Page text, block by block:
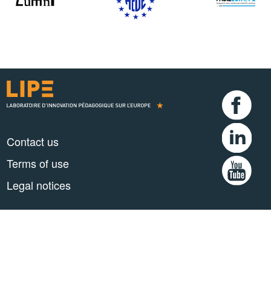
Contact us
Terms of use
Legal notices